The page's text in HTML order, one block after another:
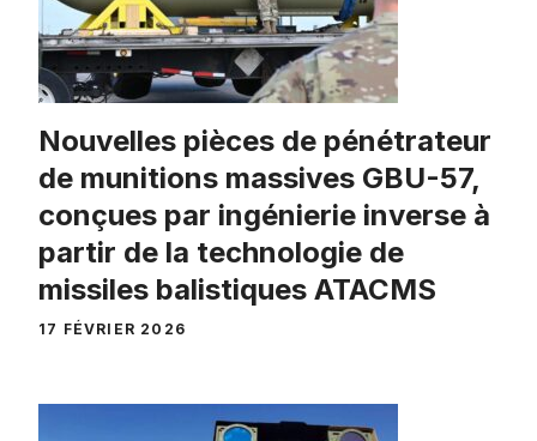
Nouvelles pièces de pénétrateur
de munitions massives GBU-57,
conçues par ingénierie inverse à
partir de la technologie de
missiles balistiques ATACMS
17 FÉVRIER 2026